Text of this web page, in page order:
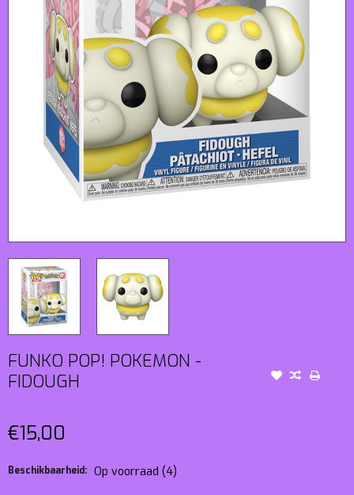
FUNKO POP! POKEMON -
FIDOUGH
€15,00
Beschikbaarheid: Op voorraad (4)